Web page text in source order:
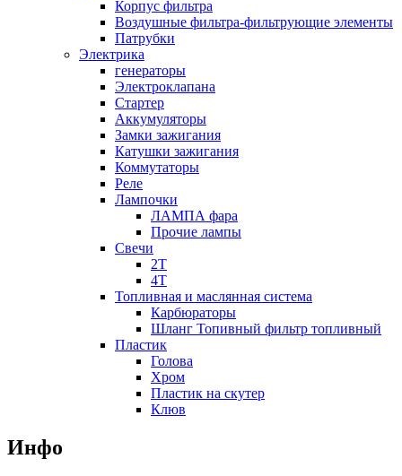
Корпус фильтра
Воздушные фильтра-фильтрующие элементы
Патрубки
Электрика
генераторы
Электроклапана
Стартер
Аккумуляторы
Замки зажигания
Катушки зажигания
Коммутаторы
Реле
Лампочки
ЛАМПА фара
Прочие лампы
Свечи
2T
4T
Топливная и маслянная система
Карбюраторы
Шланг Топивный фильтр топливный
Пластик
Голова
Хром
Пластик на скутер
Клюв
Инфо